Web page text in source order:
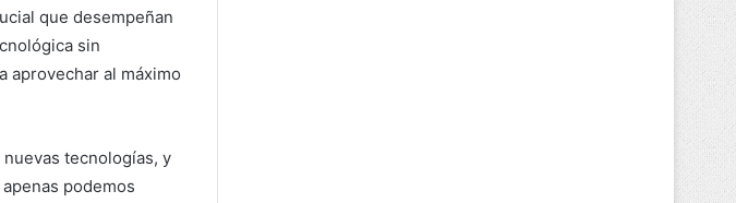
que desempeñan
sin
aprovechar al máximo
tecnologías, y
podemos